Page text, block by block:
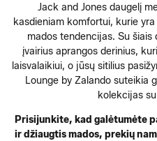
Jack and Jones daugelį
kasdieniam komfortui, kurie
mados tendencijas. Su šiais
įvairius aprangos derinius,
laisvalaikiui, o jūsų sitilius
Lounge by Zalando suteikia
kolekcijas
Prisijunkite, kad galėtumėte
ir džiaugtis mados, prekių